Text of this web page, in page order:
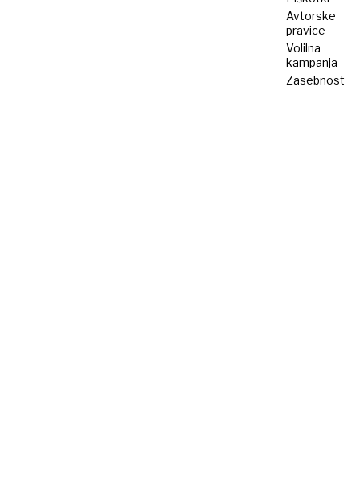
Avtorske
pravice
Volilna
kampanja
Zasebnost